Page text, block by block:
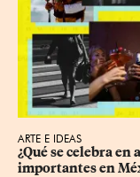
ARTE E IDEAS
¿Qué se celebra en
importantes en